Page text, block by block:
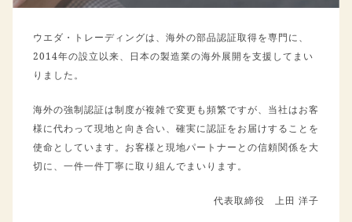
ウエダ・トレーディングは、海外の部品認証取得を専門に、
2014年の設立以来、日本の製造業の海外展開を支援してまい
りました。
海外の強制認証は制度が複雑で変更も頻繁ですが、当社はお客
様に代わって現地と向き合い、確実に認証をお届けすることを
使命としています。お客様と現地パートナーとの信頼関係を大
切に、一件一件丁寧に取り組んでまいります。
代表取締役 上田 洋子